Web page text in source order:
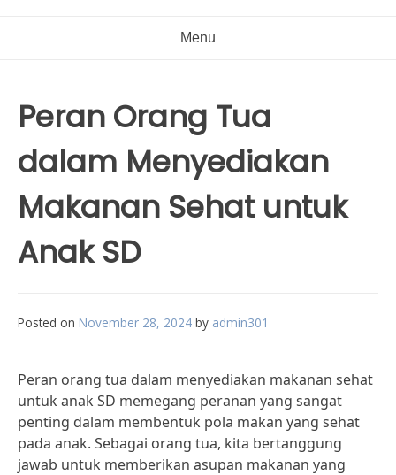
Menu
Peran Orang Tua
dalam Menyediakan
Makanan Sehat untuk
Anak SD
Posted on November 28, 2024 by admin301
Peran orang tua dalam menyediakan makanan sehat
untuk anak SD memegang peranan yang sangat
penting dalam membentuk pola makan yang sehat
pada anak. Sebagai orang tua, kita bertanggung
jawab untuk memberikan asupan makanan yang